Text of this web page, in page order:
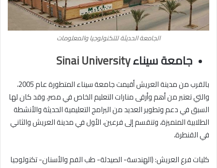
الجامعة الحديثة للتكنولوجيا والمعلومات
جامعة سيناءSinai University
بالقرب من مدينة العريش أقيمت جامعة سيناء المتطورة عام 2005،
والتي تعتبر من أهم وأرقى منارات التعليم الخاص في مصر، وقد كان لها
السبق في دعم وتطوير العديد من البرامج التعليمية الحديثة والأنشطة
الطلابية المتميزة، وتنقسم إلى فرعين، الأول في مدينة العريش والثاني
في القنطرة،
كليات فرع العريش: (الهندسة- الصيدلة- طب الفم والأسنان- تكنولوجيا